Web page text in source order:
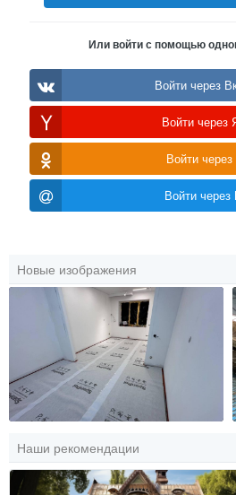
Или войти с помощью
Войти через
Войти через
Войти
Войти через
Новые изображения
Наши рекомендации